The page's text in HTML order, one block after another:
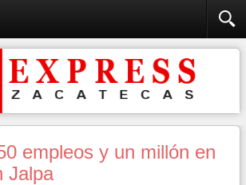
empleos y un millón en
Jalpa